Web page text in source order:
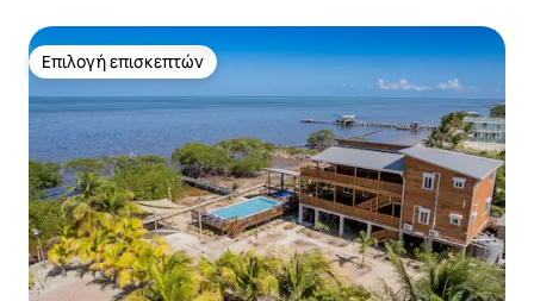
Επιλογή επισκεπτών
Επιλογή επισκεπτών